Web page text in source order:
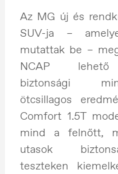
Az MG új és
SUV-ja –
mutattak be –
NCAP lehető
biztonsági
ötcsillagos
Comfort 1.5T
mind a felnőtt,
utasok
teszteken